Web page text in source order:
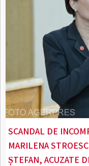
SCANDAL DE
MARILENA
ȘTEFAN, ACUZATE